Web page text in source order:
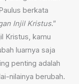
berkata
Injil Kristus.”
Kristus, kamu
luarnya saja
penting adalah
nilainya berubah.